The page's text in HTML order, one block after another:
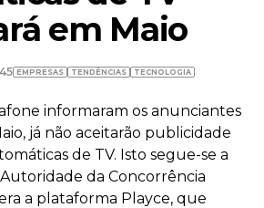
em Maio
EMPRESAS TENDÊNCIAS TECNOLOGIA
informaram os anunciantes
já não aceitarão publicidade
de TV. Isto segue-se a
da Concorrência
a plataforma Playce, que